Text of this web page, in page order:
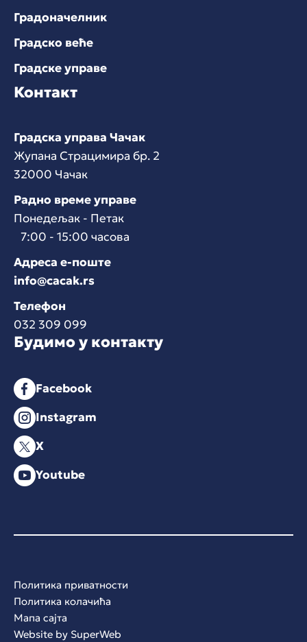
Градоначелник
Градско веће
Градске управе
Контакт
Градска управа Чачак
Жупана Страцимира бр. 2
32000 Чачак
Радно време управе
Понедељак - Петак
7:00 - 15:00 часова
Адреса е-поште
info@cacak.rs
Телефон
032 309 099
Будимо у контакту
Facebook
Instagram
X
Youtube
Политика приватности
Политика колачића
Мапа сајта
Website by SuperWeb